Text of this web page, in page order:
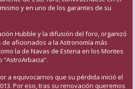
y en uno de los garantes de su
Hubble y la difusión del foro, organizó
aficionados a la Astronomía más
la de Navas de Estena en los Montes
“AstroArbacia”.
a equivocarnos que su pérdida inició el
Por eso, tras su renovación queremos